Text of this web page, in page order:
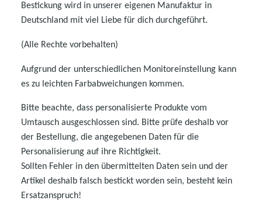
Bestickung wird in unserer eigenen Manufaktur in
Deutschland mit viel Liebe für dich durchgeführt.
(Alle Rechte vorbehalten)
Aufgrund der unterschiedlichen Monitoreinstellung kann
es zu leichten Farbabweichungen kommen.
Bitte beachte, dass personalisierte Produkte vom
Umtausch ausgeschlossen sind. Bitte prüfe deshalb vor
der Bestellung, die angegebenen Daten für die
Personalisierung auf ihre Richtigkeit.
Sollten Fehler in den übermittelten Daten sein und der
Artikel deshalb falsch bestickt worden sein, besteht kein
Ersatzanspruch!